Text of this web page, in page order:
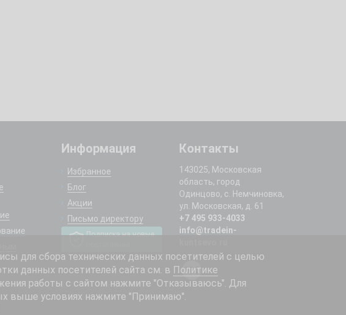
Информация
Избранное
Блог
Акции
Письмо директору
Подписка на новые
Контакты
143025, Московская
область, город
Одинцово, с. Немчиновка,
ул. Московская, д. 61
+7 495 933-4033
info@tradein-
для сбора технических данных посетителей с целью
данных посетителей сайта см. в Политике
работы с сайтом нажмите "Отказываюсь". Для
выше условиях нажмите "Принимаю".